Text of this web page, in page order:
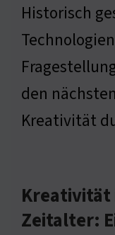
Historisch
den
Kreativität
Zeitalter: